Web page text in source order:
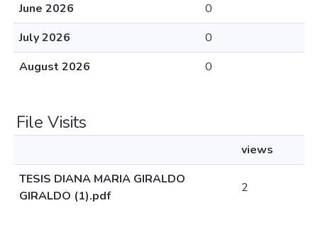
June 2026
0
July 2026
0
August 2026
0
File Visits
views
TESIS DIANA MARIA GIRALDO
GIRALDO (1).pdf
2